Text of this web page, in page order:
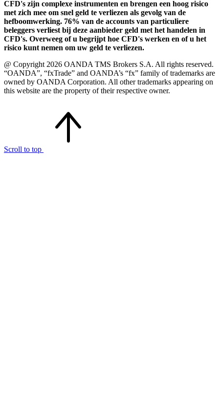
CFD's zijn complexe instrumenten en brengen een hoog risico
met zich mee om snel geld te verliezen als gevolg van de
hefboomwerking. 76% van de accounts van particuliere
beleggers verliest bij deze aanbieder geld met het handelen in
CFD's. Overweeg of u begrijpt hoe CFD's werken en of u het
risico kunt nemen om uw geld te verliezen.
@ Copyright 2026 OANDA TMS Brokers S.A. All rights reserved.
“OANDA”, “fxTrade” and OANDA’s “fx” family of trademarks are
owned by OANDA Corporation. All other trademarks appearing on
this website are the property of their respective owner.
Scroll to top